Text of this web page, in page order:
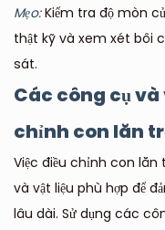
Mẹo:Kiểm tra độ mòn
thật kỹ và xem xét bôi
sát.
Các công cụ và
chỉnh con lăn
Việc điều chỉnh con lăn
và vật liệu phù hợp để
lâu dài. Sử dụng các